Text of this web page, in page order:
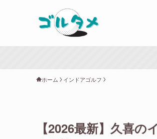
ホーム インドアゴルフ
【2026最新】久喜